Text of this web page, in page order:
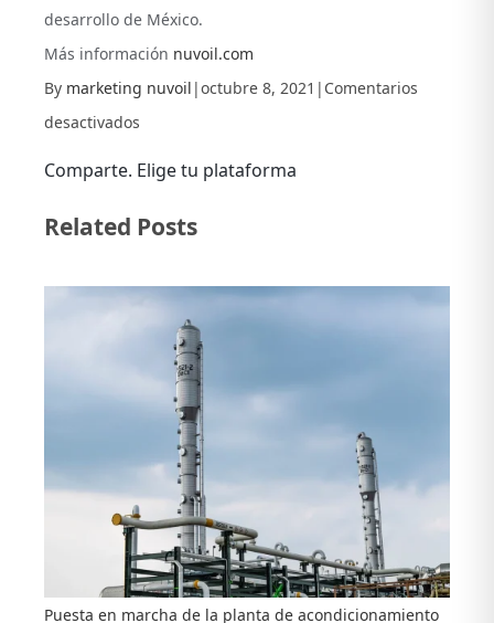
desarrollo de México.
Más información nuvoil.com
By marketing nuvoil |octubre 8, 2021 | Comentarios
desactivados
proceso
certificación
sistema
gestión
antisoborno
bajo
la
ISO
Comparte. Elige tu plataforma
Related Posts
Puesta en marcha de la planta de acondicionamiento